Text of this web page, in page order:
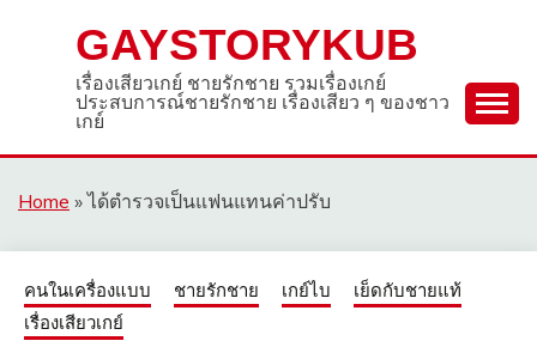
GAYSTORYKUB
เรื่องเสียวเกย์ ชายรักชาย รวมเรื่องเกย์
ประสบการณ์ชายรักชาย เรื่องเสียว ๆ ของชาว
เกย์
Home »ได้ตำรวจเป็นแฟนแทนค่าปรับ
คนในเครื่องแบบ ชายรักชาย เกย์ไบ
เย็ดกับชายแท้
เรื่องเสียวเกย์